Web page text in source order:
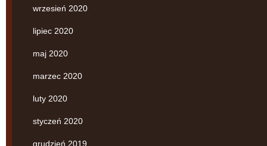
wrzesień 2020
lipiec 2020
maj 2020
marzec 2020
luty 2020
styczeń 2020
grudzień 2019